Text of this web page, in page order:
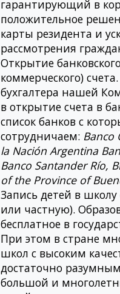
гарантирующий в
положительное
карты резидента и
рассмотрения
Открытие
коммерческого)
бухгалтера нашей
в открытие счета в
список банков с
сотрудничаем: Banco
la Nación Argentina
Banco Santander Río,
of the Province of
Запись детей в
или частную).
бесплатное в
При этом в стране
школ с высоким
достаточно
большой и